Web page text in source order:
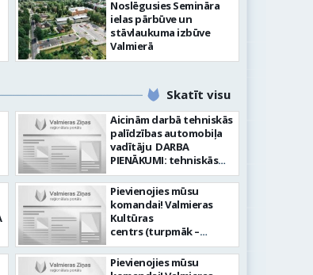
Noslēgusies Semināra
ielas pārbūve un
stāvlaukuma izbūve
Valmierā
Skatīt visu
Aicinām darbā tehniskās
palīdzības automobiļa
vadītāju DARBA
PIENĀKUMI: tehniskās
palīdzības sniegšana
transportlīdzekļu
evakuācija
transportlīdzekļu
remonts
transportlīdzekļu
sagatavošana tehniskai
apskatei PRASĪBAS
Pievienojies mūsu
komandai! Valmieras
Kultūras
centrs (turpmāk –
Iestāde) aicina darbā
skaņu un gaismas
operatoru uz
Pievienojies mūsu